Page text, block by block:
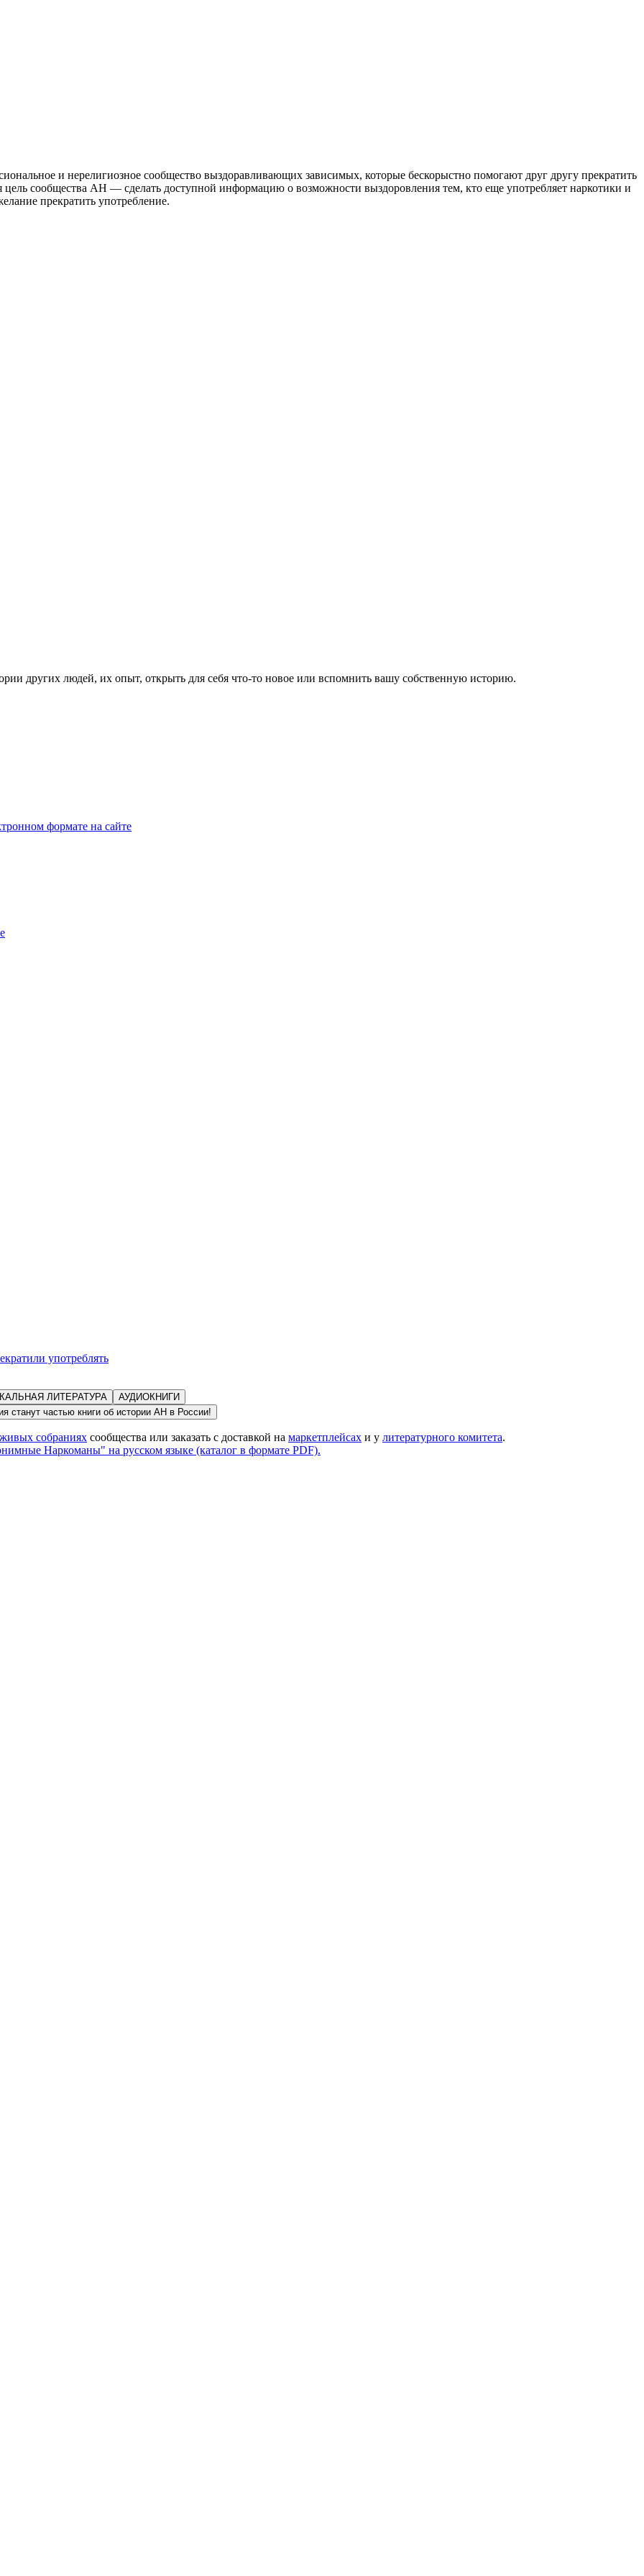
и нерелигиозное сообщество выздоравливающих зависимых, которые бескорыстно помогают друг другу прекратить
цель сообщества АН — сделать доступной информацию о возможности выздоровления тем, кто еще употребляет наркотики и
прекратить употребление.
других людей, их опыт, открыть для себя что-то новое или вспомнить вашу собственную историю.
формате на сайте
употреблять
ЛИТЕРАТУРА
АУДИОКНИГИ
станут частью книги об истории АН в России!
живых собраниях сообщества или заказать с доставкой на маркетплейсах и у литературного комитета.
Наркоманы" на русском языке (каталог в формате PDF).